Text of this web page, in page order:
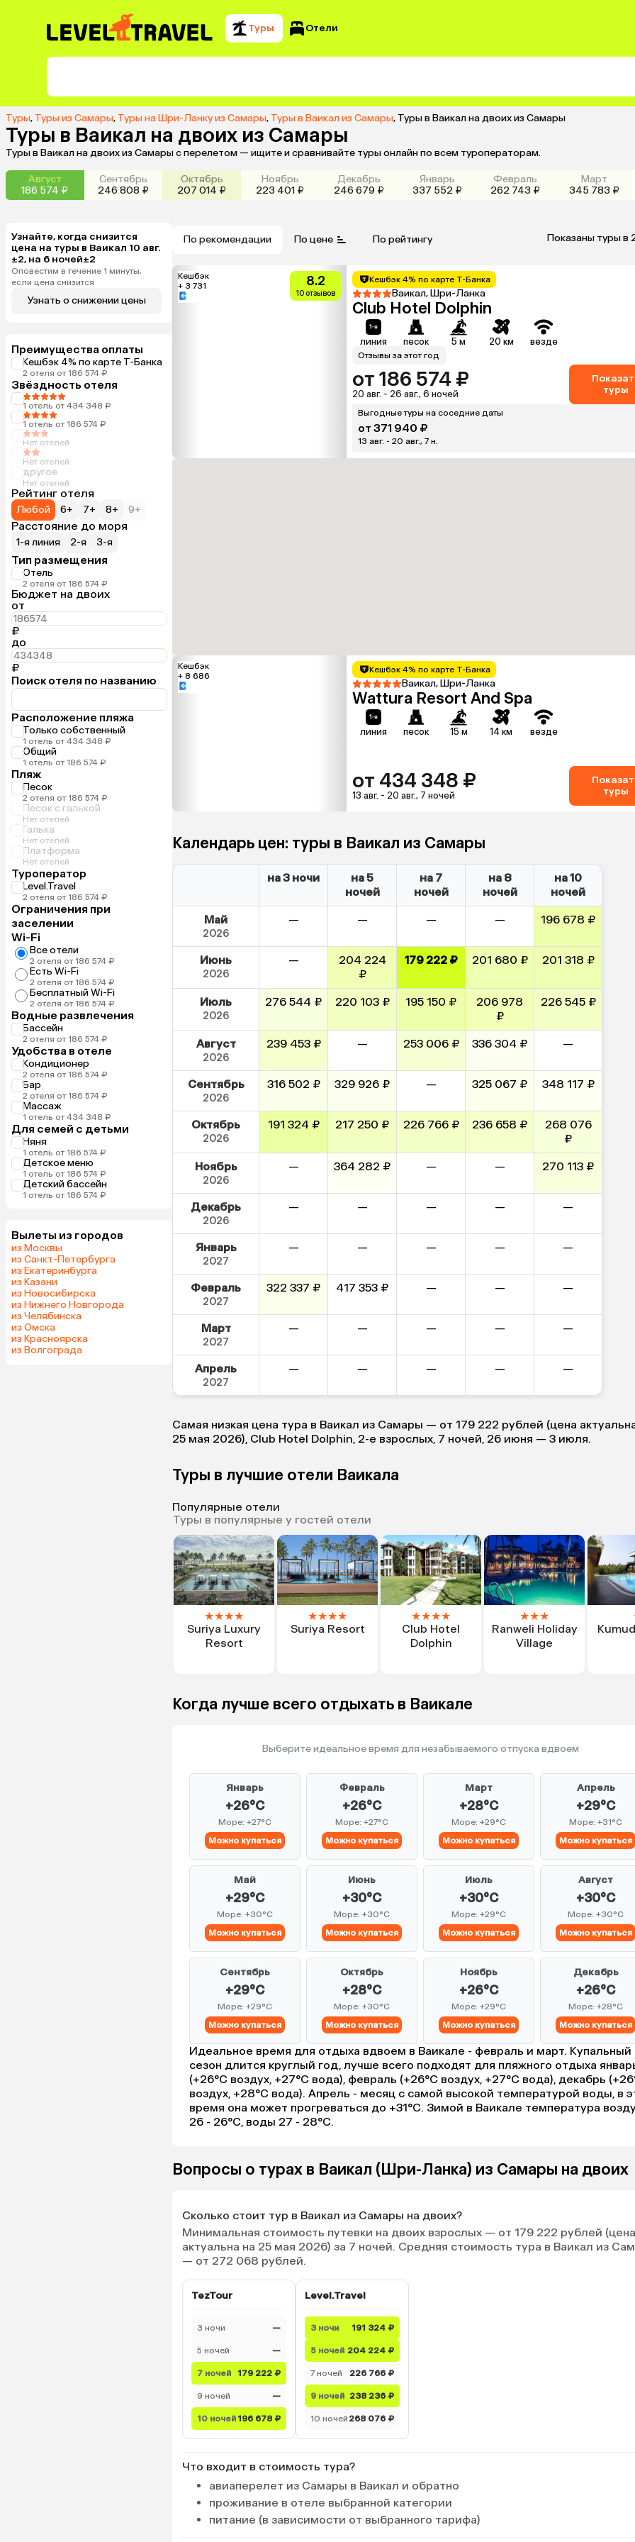
Туры Отели
Туры, Туры из Самары, Туры на Шри-Ланку из Самары, Туры в Ваикал из Самары, Туры в Ваикал на двоих из Самары
Туры в Ваикал на двоих из Самары
Туры в Ваикал на двоих из Самары с перелетом — ищите и сравнивайте туры онлайн по всем туроператорам.
Август
186 574 ₽
Сентябрь
246 808 ₽
Октябрь
207 014 ₽
Ноябрь
223 401 ₽
Декабрь
246 679 ₽
Январь
337 552 ₽
Февраль
262 743 ₽
Март
345 783 ₽
Узнайте, когда снизится
цена на туры в Ваикал 10 авг.
±2, на 6 ночей±2
Оповестим в течение 1 минуты,
если цена снизится
Узнать о снижении цены
Преимущества оплаты
Кешбэк 4% по карте Т-Банка
2 отеля от 186 574 ₽
Звёздность отеля
1 отель от 434 348 ₽
1 отель от 186 574 ₽
Нет отелей
Нет отелей
другое
Нет отелей
Рейтинг отеля
Любой 6+ 7+ 8+ 9+
Расстояние до моря
1-я линия 2-я 3-я
Тип размещения
Отель
2 отеля от 186 574 ₽
Бюджет на двоих
от
₽
до
₽
Поиск отеля по названию
Расположение пляжа
Только собственный
1 отель от 434 348 ₽
Общий
1 отель от 186 574 ₽
Пляж
Песок
2 отеля от 186 574 ₽
Песок с галькой
Нет отелей
Галька
Нет отелей
Платформа
Нет отелей
Туроператор
Level.Travel
2 отеля от 186 574 ₽
Ограничения при
заселении
Wi-Fi
Все отели
2 отеля от 186 574 ₽
Есть Wi-Fi
2 отеля от 186 574 ₽
Бесплатный Wi-Fi
2 отеля от 186 574 ₽
Водные развлечения
Бассейн
2 отеля от 186 574 ₽
Удобства в отеле
Кондиционер
2 отеля от 186 574 ₽
Бар
2 отеля от 186 574 ₽
Массаж
1 отель от 434 348 ₽
Для семей с детьми
Няня
1 отель от 186 574 ₽
Детское меню
1 отель от 186 574 ₽
Детский бассейн
1 отель от 186 574 ₽
Вылеты из городов
из Москвы
из Санкт-Петербурга
из Екатеринбурга
из Казани
из Новосибирска
из Нижнего Новгорода
из Челябинска
из Омска
из Красноярска
из Волгограда
По рекомендации По цене По рейтингу Показаны туры в
Кешбэк
+ 3 731
8.2
10 отзывов
Кешбэк 4% по карте Т-Банка
Ваикал, Шри-Ланка
Club Hotel Dolphin
линия песок 5 м 20 км везде
Отзывы за этот год
от 186 574 ₽
20 авг. - 26 авг., 6 ночей
туры
Выгодные туры на соседние даты
от 371 940 ₽
13 авг. - 20 авг., 7 н.
Кешбэк
+ 8 686
Кешбэк 4% по карте Т-Банка
Ваикал, Шри-Ланка
Wattura Resort And Spa
линия песок 15 м 14 км везде
от 434 348 ₽
13 авг. - 20 авг., 7 ночей
туры
Календарь цен: туры в Ваикал из Самары
на 3 ночи
на 5
ночей
на 7
ночей
на 8
ночей
на 10
ночей
Май
2026
— — — — 196 678 ₽
Июнь
2026
—
204 224
₽
179 222 ₽ 201 680 ₽ 201 318 ₽
Июль
2026
276 544 ₽ 220 103 ₽ 195 150 ₽
206 978
₽
226 545 ₽
Август
2026
239 453 ₽ — 253 006 ₽ 336 304 ₽ —
Сентябрь
2026
316 502 ₽ 329 926 ₽ — 325 067 ₽ 348 117 ₽
Октябрь
2026
191 324 ₽ 217 250 ₽ 226 766 ₽ 236 658 ₽
268 076
₽
Ноябрь
2026
— 364 282 ₽ — — 270 113 ₽
Декабрь
2026
— — — — —
Январь
2027
— — — — —
Февраль
2027
322 337 ₽ 417 353 ₽ — — —
Март
2027
— — — — —
Апрель
2027
— — — — —
Самая низкая цена тура в Ваикал из Самары — от 179 222 рублей (цена
25 мая 2026), Club Hotel Dolphin, 2-е взрослых, 7 ночей, 26 июня — 3 июля.
Туры в лучшие отели Ваикала
Популярные отели
Туры в популярные у гостей отели
★★★★
Suriya Luxury
Resort
★★★★
Suriya Resort
★★★★
Club Hotel
Dolphin
★★★
Ranweli Holiday
Village
Когда лучше всего отдыхать в Ваикале
Выберите идеальное время для незабываемого отпуска вдвоем
Январь
+26°C
Море: +27°C
Можно купаться
Февраль
+26°C
Море: +27°C
Можно купаться
Март
+28°C
Море: +29°C
Можно купаться
Апрель
+29°C
Море: +31°C
Можно купаться
Май
+29°C
Море: +30°C
Можно купаться
Июнь
+30°C
Море: +30°C
Можно купаться
Июль
+30°C
Море: +29°C
Можно купаться
Август
+30°C
Море: +30°C
Можно купаться
Сентябрь
+29°C
Море: +29°C
Можно купаться
Октябрь
+28°C
Море: +30°C
Можно купаться
Ноябрь
+26°C
Море: +29°C
Можно купаться
Декабрь
+26°C
Море: +28°C
Можно купаться
Идеальное время для отдыха вдвоем в Ваикале - февраль и март. Купальный
сезон длится круглый год, лучше всего подходят для пляжного отдыха
(+26°C воздух, +27°C вода), февраль (+26°C воздух, +27°C вода), декабрь
воздух, +28°C вода). Апрель - месяц с самой высокой температурой воды, в
время она может прогреваться до +31°C. Зимой в Ваикале температура
26 - 26°C, воды 27 - 28°C.
Вопросы о турах в Ваикал (Шри-Ланка) из Самары на двоих
Сколько стоит тур в Ваикал из Самары на двоих?
Минимальная стоимость путевки на двоих взрослых — от 179 222 рублей (цена
актуальна на 25 мая 2026) за 7 ночей. Средняя стоимость тура в Ваикал из
— от 272 068 рублей.
TezTour
3 ночи —
5 ночей —
7 ночей 179 222 ₽
9 ночей —
10 ночей 196 678 ₽
Level.Travel
3 ночи 191 324 ₽
5 ночей 204 224 ₽
7 ночей 226 766 ₽
9 ночей 238 236 ₽
10 ночей 268 076 ₽
Что входит в стоимость тура?
авиаперелет из Самары в Ваикал и обратно
проживание в отеле выбранной категории
питание (в зависимости от выбранного тарифа)